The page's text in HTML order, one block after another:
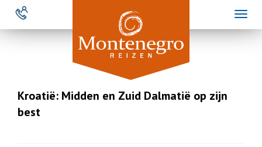
Overslaan
naar
Kroatië: Midden en Zuid Dalmatië op zijn
best